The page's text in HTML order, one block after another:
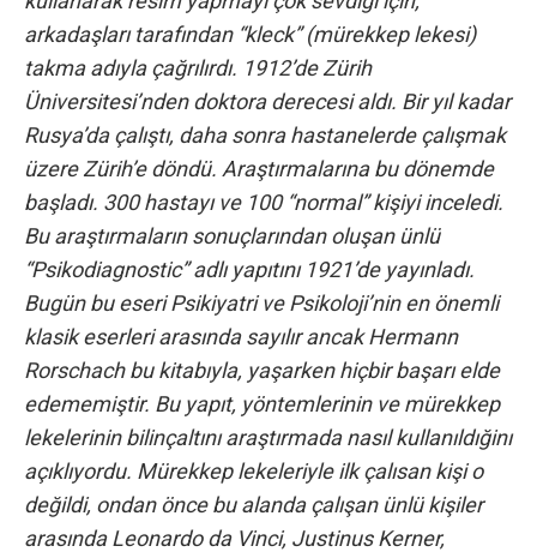
arkadaşları tarafından “kleck” (mürekkep lekesi)
takma adıyla çağrılırdı. 1912’de Zürih
Üniversitesi’nden doktora derecesi aldı. Bir yıl kadar
Rusya’da çalıştı, daha sonra hastanelerde çalışmak
üzere Zürih’e döndü. Araştırmalarına bu dönemde
başladı. 300 hastayı ve 100 “normal” kişiyi inceledi.
Bu araştırmaların sonuçlarından oluşan ünlü
“Psikodiagnostic” adlı yapıtını 1921’de yayınladı.
Bugün bu eseri Psikiyatri ve Psikoloji’nin en önemli
klasik eserleri arasında sayılır ancak Hermann
Rorschach bu kitabıyla, yaşarken hiçbir başarı elde
edememiştir. Bu yapıt, yöntemlerinin ve mürekkep
lekelerinin bilinçaltını araştırmada nasıl kullanıldığinı
açıklıyordu. Mürekkep lekeleriyle ilk çalısan kişi o
değildi, ondan önce bu alanda çalışan ünlü kişiler
arasında Leonardo da Vinci, Justinus Kerner,